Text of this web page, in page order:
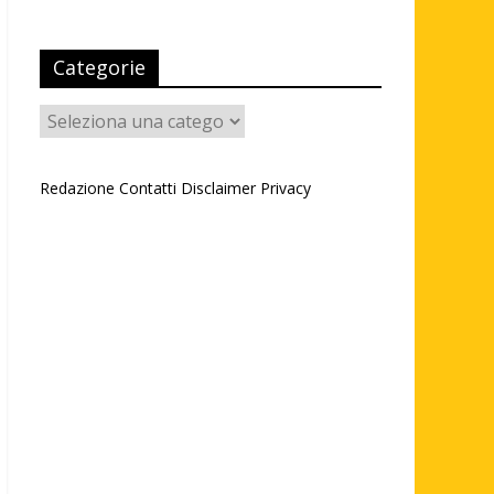
Categorie
Categorie
Redazione Contatti Disclaimer Privacy